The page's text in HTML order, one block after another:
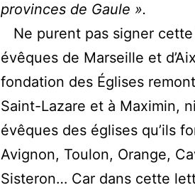
provinces de Gaule ».
Ne purent pas signer
évêques de Marseille et
fondation des Églises
Saint-Lazare et à Maximin,
évêques des églises qu’ils
Avignon, Toulon, Orange,
Sisteron… Car dans cette